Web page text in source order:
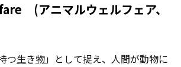
(アニマルウェルフェア、
つ生き物」として捉え、人間が動物に